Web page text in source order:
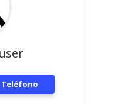
Teléfono